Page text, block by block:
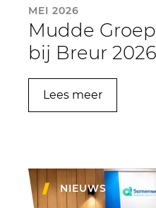
MEI 2026
Mudde
bij Breur 2026
Lees meer
NIEUWS